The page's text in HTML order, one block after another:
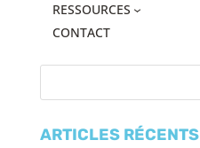
RESSOURCES
CONTACT
ARTICLES RÉCENTS